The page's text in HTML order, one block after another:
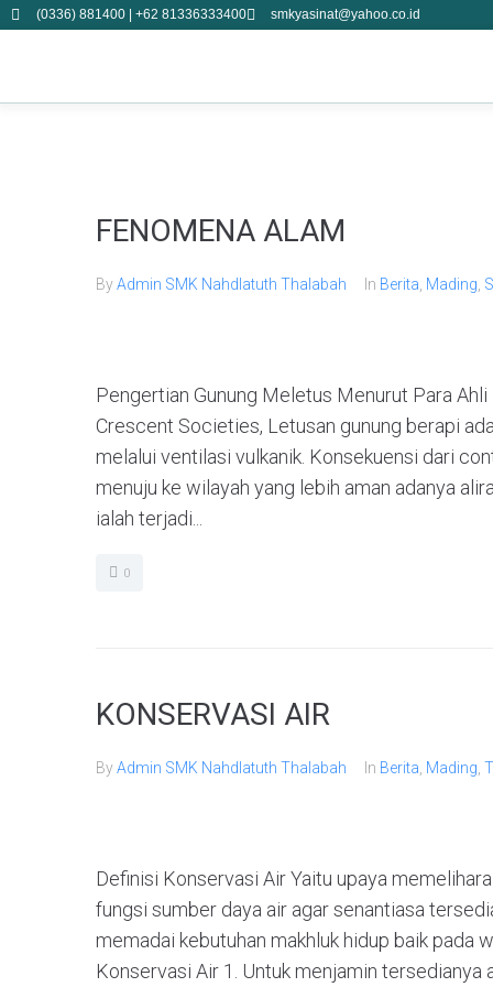
(0336) 881400 | +62 81336333400 smkyasinat@yahoo.co.id
FENOMENA ALAM
ByAdmin SMK Nahdlatuth Thalabah In Berita Mading
Pengertian Gunung Meletus Menurut Para
Crescent Societies, Letusan gunung berapi
melalui ventilasi vulkanik. Konsekuensi dari
menuju ke wilayah yang lebih aman adanya
ialah terjadi...
0
KONSERVASI AIR
ByAdmin SMK Nahdlatuth Thalabah In Berita Mading
Definisi Konservasi Air Yaitu upaya
fungsi sumber daya air agar senantiasa
memadai kebutuhan makhluk hidup baik pada
Konservasi Air 1. Untuk menjamin tersedianya